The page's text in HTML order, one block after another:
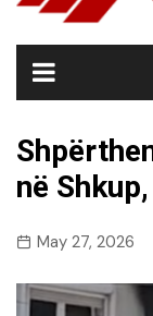
në
May 27, 2026